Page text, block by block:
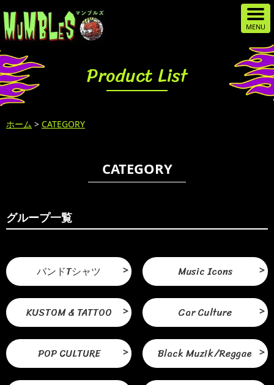
Product List
ホーム > CATEGORY
CATEGORY
グループ一覧
バンドTシャツ Music Icons
KUSTOM & TATTOO Car Culture
POP CULTURE Black Muzik/Reggae